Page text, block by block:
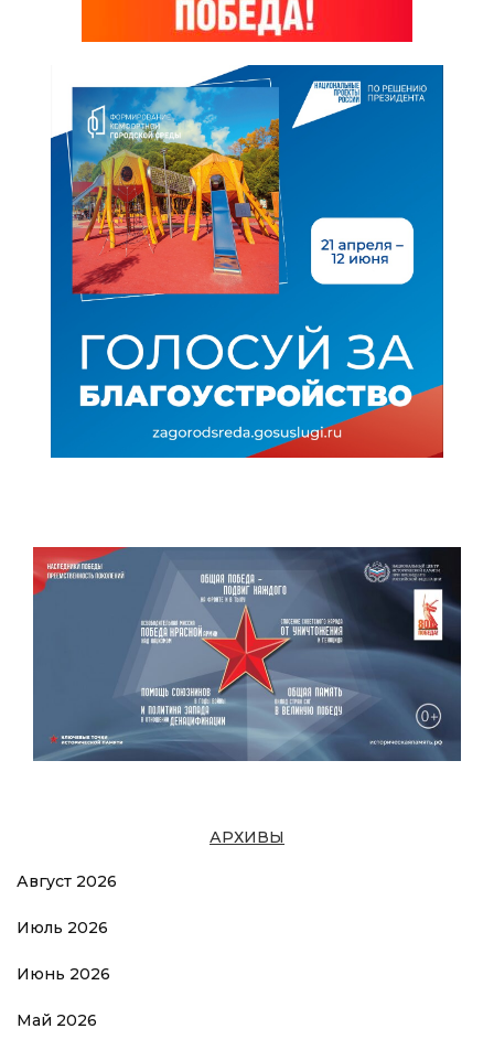
АРХИВЫ
Август 2026
Июль 2026
Июнь 2026
Май 2026